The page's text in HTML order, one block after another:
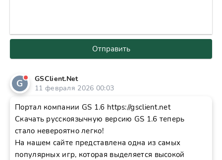
Отправить
G
GSClient.Net
11 февраля 2026 00:03
Портал компании GS 1.6 https://gsclient.net
Скачать русскоязычную версию GS 1.6 теперь
стало невероятно легко!
На нашем сайте представлена одна из самых
популярных игр, которая выделяется высокой